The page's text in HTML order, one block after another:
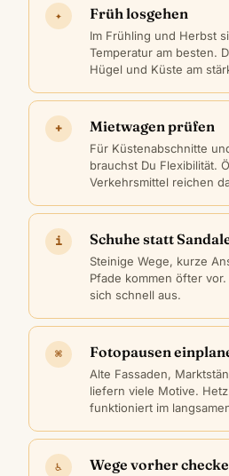
✦ Früh losgehen
Im Frühling und Herbst
Temperatur am besten.
Hügel und Küste am
+ Mietwagen prüfen
Für Küstenabschnitte
brauchst Du Flexibilität.
Verkehrsmittel reichen
i Schuhe statt
Steinige Wege, kurze
Pfade kommen öfter
sich schnell aus.
⌘ Fotopausen
Alte Fassaden,
liefern viele Motive.
funktioniert im
♿ Wege vorher